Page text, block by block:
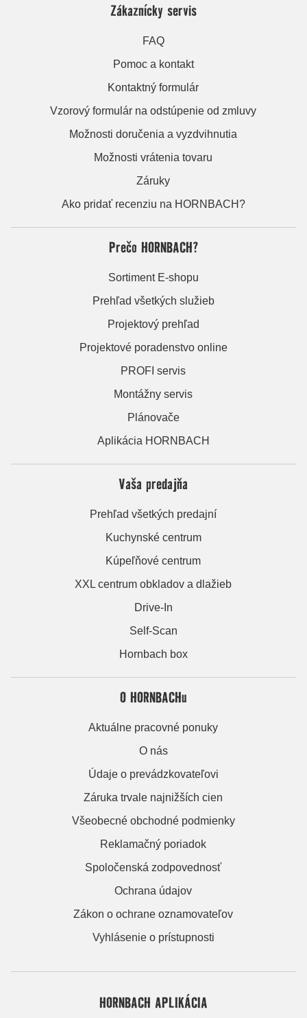
Zákaznícky servis
FAQ
Pomoc a kontakt
Kontaktný formulár
Vzorový formulár na odstúpenie od zmluvy
Možnosti doručenia a vyzdvihnutia
Možnosti vrátenia tovaru
Záruky
Ako pridať recenziu na HORNBACH?
Prečo HORNBACH?
Sortiment E-shopu
Prehľad všetkých služieb
Projektový prehľad
Projektové poradenstvo online
PROFI servis
Montážny servis
Plánovače
Aplikácia HORNBACH
Vaša predajňa
Prehľad všetkých predajní
Kuchynské centrum
Kúpeľňové centrum
XXL centrum obkladov a dlažieb
Drive-In
Self-Scan
Hornbach box
O HORNBACHu
Aktuálne pracovné ponuky
O nás
Údaje o prevádzkovateľovi
Záruka trvale najnižších cien
Všeobecné obchodné podmienky
Reklamačný poriadok
Spoločenská zodpovednosť
Ochrana údajov
Zákon o ochrane oznamovateľov
Vyhlásenie o prístupnosti
HORNBACH APLIKÁCIA